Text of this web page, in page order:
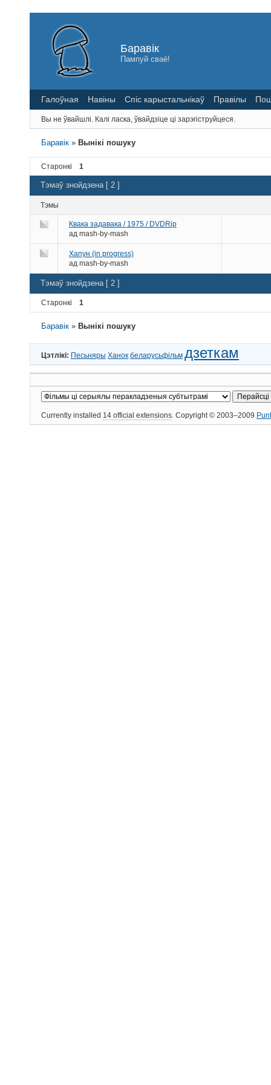
Баравік
Пампуй сваё!
Галоўная Навіны Спіс карыстальнікаў Правілы
Вы не ўвайшлі. Калі ласка, ўвайдзіце ці зарэгіструйцеся.
Баравік » Вынікі пошуку
Старонкі 1
Тэмаў знойдзена [ 2 ]
Тэмы
Квака задавака / 1975 / DVDRip
ад mash-by-mash
Хапун (in progress)
ад mash-by-mash
Тэмаў знойдзена [ 2 ]
Старонкі 1
Баравік » Вынікі пошуку
Цэтлікі: Песьняры Ханок беларусьфільм дзеткам
Currently installed 14 official extensions. Copyright © 2003–2009